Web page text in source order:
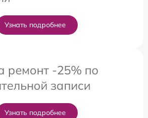
Узнать подробнее
ремонт -25% по
записи
Узнать подробнее